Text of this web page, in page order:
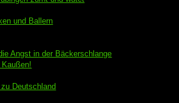
und Ballern
Angst in der Bäckerschlange
Deutschland